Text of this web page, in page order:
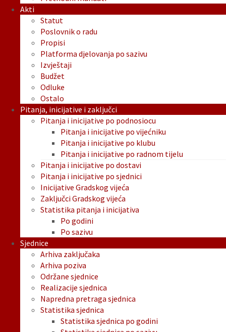
Akti
Statut
Poslovnik o radu
Propisi
Platforma djelovanja po sazivu
Izvještaji
Budžet
Odluke
Ostalo
Pitanja, inicijative i zaključci
Pitanja i inicijative po podnosiocu
Pitanja i inicijative po vijećniku
Pitanja i inicijative po klubu
Pitanja i inicijative po radnom tijelu
Pitanja i inicijative po dostavi
Pitanja i inicijative po sjednici
Inicijative Gradskog vijeća
Zaključci Gradskog vijeća
Statistika pitanja i inicijativa
Po godini
Po sazivu
Sjednice
Arhiva zaključaka
Arhiva poziva
Održane sjednice
Realizacije sjednica
Napredna pretraga sjednica
Statistika sjednica
Statistika sjednica po godini